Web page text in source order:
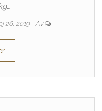
26, 2019 Av